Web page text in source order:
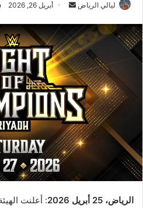
ليالي الرياض
س
ل
ب
ر
ي
د
ا
إ
ل
ك
و
أبريل 26, 2026
الرياض، 25 أبريل 2026
: أعلنت